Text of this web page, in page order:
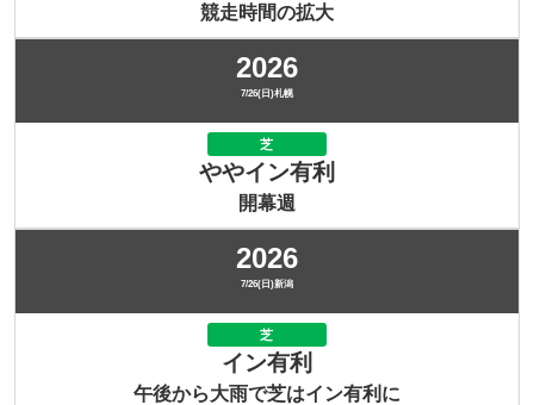
競走時間の拡大
2026
7/26(日)札幌
芝
ややイン有利
開幕週
2026
7/26(日)新潟
芝
イン有利
午後から大雨で芝はイン有利に